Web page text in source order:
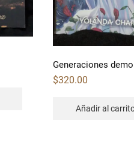
Generaciones
$320.00
Añadir al